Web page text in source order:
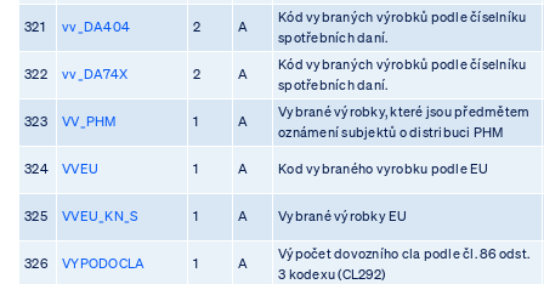
321 vv_DA404 2 A
Kód vybraných výrobků podle číselníku
spotřebních daní.
322 vv_DA74X 2 A
Kód vybraných výrobků podle číselníku
spotřebních daní.
323 VV_PHM 1 A
Vybrané výrobky, které jsou předmětem
oznámení subjektů o distribuci PHM
324 VVEU 1 A Kod vybraného vyrobku podle EU
325 VVEU_KN_S 1 A Vybrané výrobky EU
326 VYPODOCLA 1 A
Výpočet dovozního cla podle čl. 86 odst.
3 kodexu (CL292)